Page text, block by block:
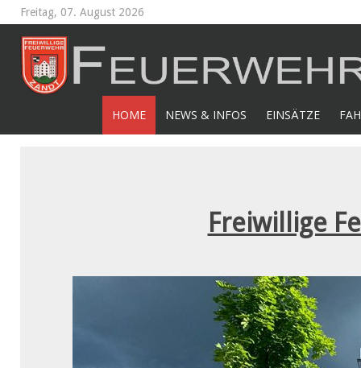
Freitag, 07. August 2026
HOME NEWS & INFOS EINSÄTZE
Freiwillige